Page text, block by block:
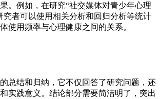
。例如，在研究“社交媒体对青少年心理
究者可以使用相关分析和回归分析等统计
使用频率与心理健康之间的关系。
总结和归纳，它不仅回答了研究问题，还
实践意义。结论部分需要简洁明了，突出